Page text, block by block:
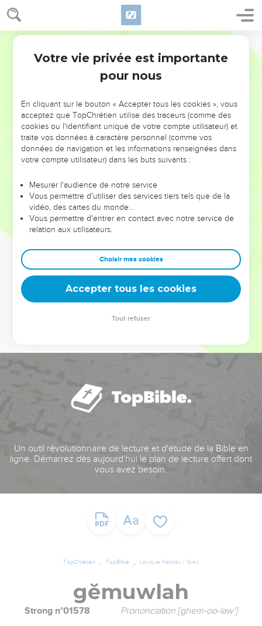
NE MANQUEZ PAS L’ÉVÉNEMENT
DE L’ANNÉE !
ET SI LEURS ERREURS POUVAIENT VOUS ÉVITER LES
VOTRES ?
leur foi ou leur vision. Mais on voit moins les doutes, les erreurs
et les saisons difficiles qu'ils ont traversés, alors même que ce
sont elles qui les ont façonnés.
Dans cette conférence, leaders, entrepreneurs, et responsables
clés pour avancer avec plus de sagesse afin que leurs erreurs
deviennent vos tremplins. Que vous guidiez un ministère, une
équipe, un groupe ou une famille, leur expérience est faite
Un outil révolutionnaire de lecture et d'étude de la Bible en
ligne. Démarrez dès aujourd'hui le plan de lecture offert dont
vous avez besoin.
TopChrétien TopBible Lexique Hébreu / Grec
gĕmuwlah
Strong n°01578 Prononciation [ghem-oo-law']
Votre vie privée est importante
pour nous
En cliquant sur le bouton « Accepter tous les cookies », vous
acceptez que TopChrétien utilise des traceurs (comme des
cookies ou l'identifiant unique de votre compte utilisateur) et
traite vos données à caractère personnel (comme vos
données de navigation et les informations renseignées dans
votre compte utilisateur) dans les buts suivants :
Mesurer l'audience de notre service
Vous permettre d'utiliser des services tiers tels que de la
vidéo, des cartes du monde…
Vous permettre d'entrer en contact avec notre service de
relation aux utilisateurs.
Choisir mes cookies
Accepter tous les cookies
Tout refuser